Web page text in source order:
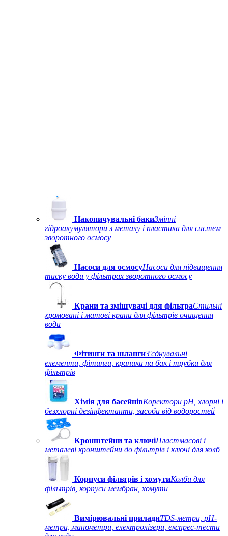
Накопичувальні бакиЗмінні
гідроакумулятори з металу і пластика для систем
зворотного осмосу
Насоси для осмосуНасоси для підвищення
тиску води у фільтрах зворотного осмосу
Крани та змішувачі для фільтраСтильні
хромовані і матові крани для фільтрів очищення
води
Фітинги та шлангиЗ'єднувальні
елементи, фітинги, краники на бак і трубки для
фільтрів
Хімія для басейнівКоректори рН, хлорні і
безхлорні дезінфектанти, засоби від водоростей
Кронштейни та ключіПластмасові і
металеві кронштейни до фільтрів і ключі для колб
Корпуси фільтрів і хомутиКолби для
фільтрів, корпуси мембран, хомути
Вимірювальні приладиTDS-метри, рН-
метри, манометри, електролізери, експрес-тести